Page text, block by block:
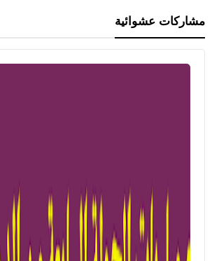
مشاركات عشوائية